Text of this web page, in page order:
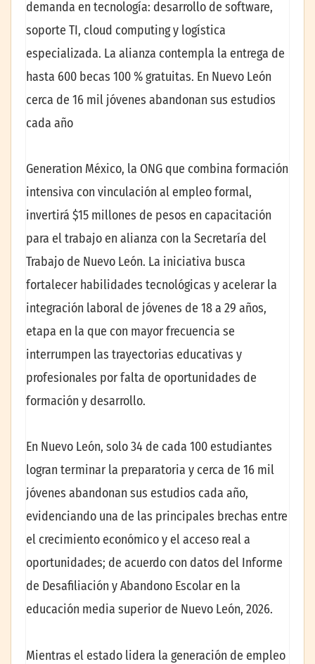
demanda en tecnología: desarrollo de software,
soporte TI, cloud computing y logística
especializada. La alianza contempla la entrega de
hasta 600 becas 100 % gratuitas. En Nuevo León
cerca de 16 mil jóvenes abandonan sus estudios
cada año
Generation México, la ONG que combina formación
intensiva con vinculación al empleo formal,
invertirá $15 millones de pesos en capacitación
para el trabajo en alianza con la Secretaría del
Trabajo de Nuevo León. La iniciativa busca
fortalecer habilidades tecnológicas y acelerar la
integración laboral de jóvenes de 18 a 29 años,
etapa en la que con mayor frecuencia se
interrumpen las trayectorias educativas y
profesionales por falta de oportunidades de
formación y desarrollo.
En Nuevo León, solo 34 de cada 100 estudiantes
logran terminar la preparatoria y cerca de 16 mil
jóvenes abandonan sus estudios cada año,
evidenciando una de las principales brechas entre
el crecimiento económico y el acceso real a
oportunidades; de acuerdo con datos del Informe
de Desafiliación y Abandono Escolar en la
educación media superior de Nuevo León, 2026.
Mientras el estado lidera la generación de empleo